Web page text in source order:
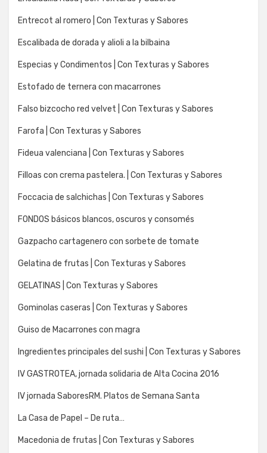
Entrecot al romero | Con Texturas y Sabores
Escalibada de dorada y alioli a la bilbaina
Especias y Condimentos | Con Texturas y Sabores
Estofado de ternera con macarrones
Falso bizcocho red velvet | Con Texturas y Sabores
Farofa | Con Texturas y Sabores
Fideua valenciana | Con Texturas y Sabores
Filloas con crema pastelera. | Con Texturas y Sabores
Foccacia de salchichas | Con Texturas y Sabores
FONDOS básicos blancos, oscuros y consomés
Gazpacho cartagenero con sorbete de tomate
Gelatina de frutas | Con Texturas y Sabores
GELATINAS | Con Texturas y Sabores
Gominolas caseras | Con Texturas y Sabores
Guiso de Macarrones con magra
Ingredientes principales del sushi | Con Texturas y Sabores
IV GASTROTEA, jornada solidaria de Alta Cocina 2016
IV jornada SaboresRM. Platos de Semana Santa
La Casa de Papel – De ruta…
Macedonia de frutas | Con Texturas y Sabores